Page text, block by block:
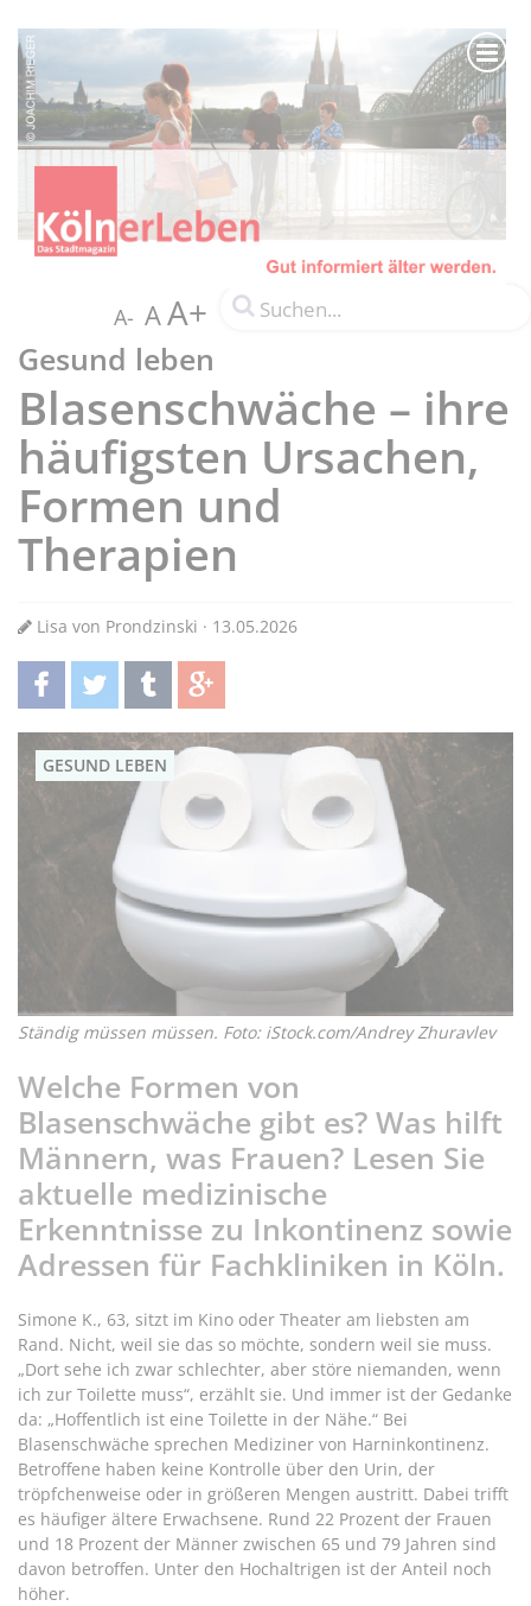
A- AA+
Gesund leben
Blasenschwäche – ihre
häufigsten Ursachen,
Formen und
Therapien
Lisa von Prondzinski · 13.05.2026
teilentwittern teilen teilen
GESUND LEBEN
Ständig müssen müssen. Foto: iStock.com/Andrey Zhuravlev
Welche Formen von
Blasenschwäche gibt es? Was hilft
Männern, was Frauen? Lesen Sie
aktuelle medizinische
Erkenntnisse zu Inkontinenz sowie
Adressen für Fachkliniken in Köln.
Simone K., 63, sitzt im Kino oder Theater am liebsten am
Rand. Nicht, weil sie das so möchte, sondern weil sie muss.
„Dort sehe ich zwar schlechter, aber störe niemanden, wenn
ich zur Toilette muss“, erzählt sie. Und immer ist der Gedanke
da: „Hoffentlich ist eine Toilette in der Nähe.“ Bei
Blasenschwäche sprechen Mediziner von Harninkontinenz.
Betroffene haben keine Kontrolle über den Urin, der
tröpfchenweise oder in größeren Mengen austritt. Dabei trifft
es häufiger ältere Erwachsene. Rund 22 Prozent der Frauen
und 18 Prozent der Männer zwischen 65 und 79 Jahren sind
davon betroffen. Unter den Hochaltrigen ist der Anteil noch
höher.